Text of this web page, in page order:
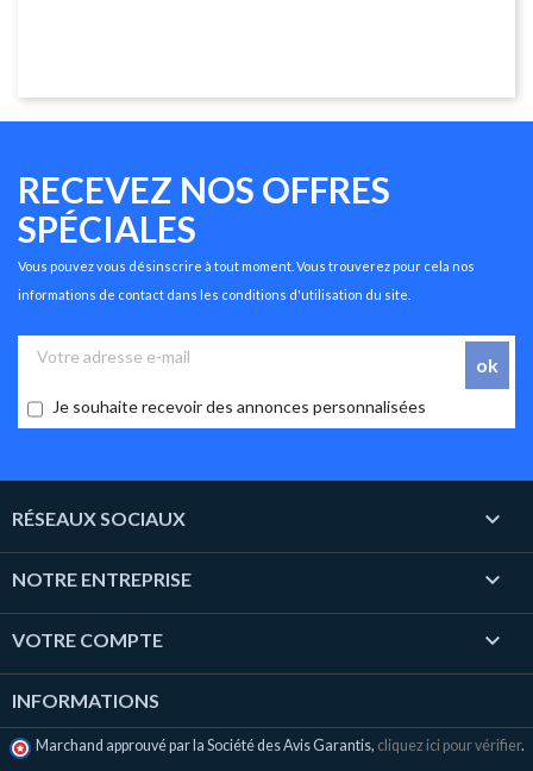
RECEVEZ NOS OFFRES
SPÉCIALES
Vous pouvez vous désinscrire à tout moment. Vous trouverez pour cela nos
informations de contact dans les conditions d'utilisation du site.
Je souhaite recevoir des annonces personnalisées
RÉSEAUX SOCIAUX 
NOTRE ENTREPRISE 
VOTRE COMPTE 
INFORMATIONS
Marchand approuvé par la Société des Avis Garantis, cliquez ici pour vérifier.